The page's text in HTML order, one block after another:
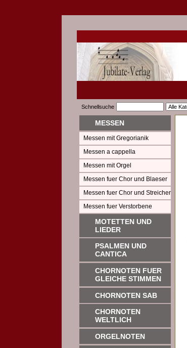
Schnellsuche
MESSEN
Messen mit Gregorianik
Messen a cappella
Messen mit Orgel
Messen fuer Chor und Blaeser
Messen fuer Chor und Streicher
Messen fuer Verstorbene
MOTETTEN UND
LIEDER
PSALMEN UND
CANTICA
CHORNOTEN FUER
GLEICHE STIMMEN
CHORNOTEN SAB
CHORNOTEN
WELTLICH
ORGELNOTEN